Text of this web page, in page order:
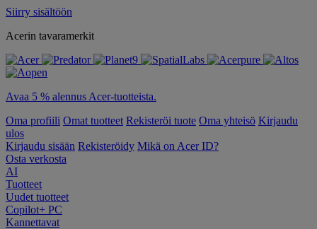
Siirry sisältöön
Acerin tavaramerkit
Avaa 5 % alennus Acer-tuotteista.
Oma profiili Omat tuotteet Rekisteröi tuote Oma yhteisö Kirjaudu
ulos
Kirjaudu sisään Rekisteröidy Mikä on Acer ID?
Osta verkosta
AI
Tuotteet
Uudet tuotteet
Copilot+ PC
Kannettavat